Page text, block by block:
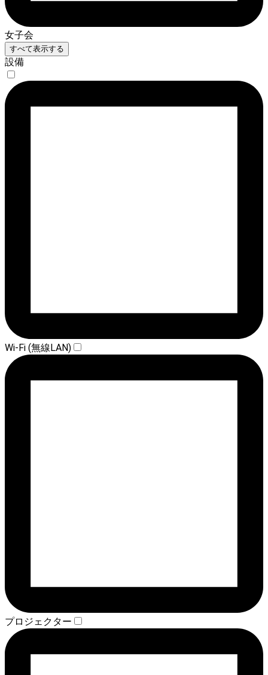
女子会
すべて表示する
設備
Wi-Fi (無線LAN)
プロジェクター